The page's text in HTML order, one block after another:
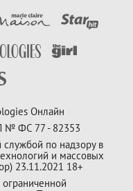
Онлайн
№ ФС 77 - 82353
по надзору в
и массовых
23.11.2021 18+